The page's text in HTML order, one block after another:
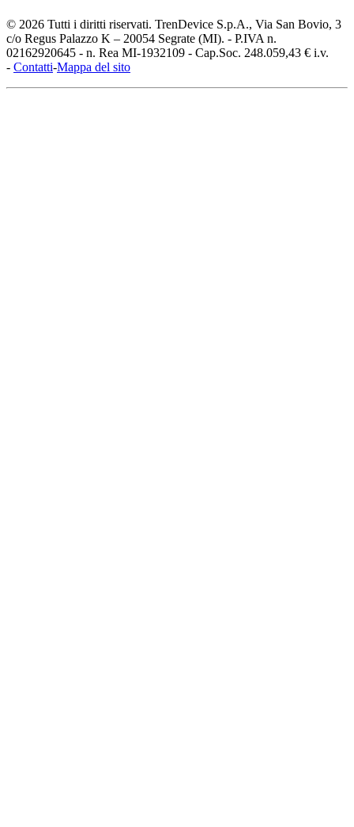
© 2026 Tutti i diritti riservati. TrenDevice S.p.A., Via San Bovio, 3
c/o Regus Palazzo K – 20054 Segrate (MI). - P.IVA n.
02162920645 - n. Rea MI-1932109 - Cap.Soc. 248.059,43 € i.v.
- Contatti-Mappa del sito